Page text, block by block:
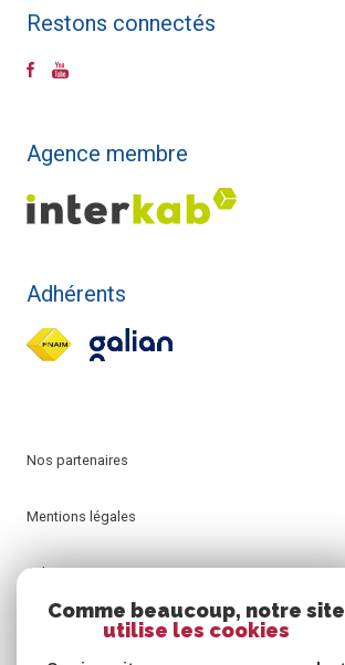
Restons connectés
Agence membre
Adhérents
Nos partenaires
Mentions légales
Admin
Nos honoraires
Comme beaucoup, notre site
utilise les cookies